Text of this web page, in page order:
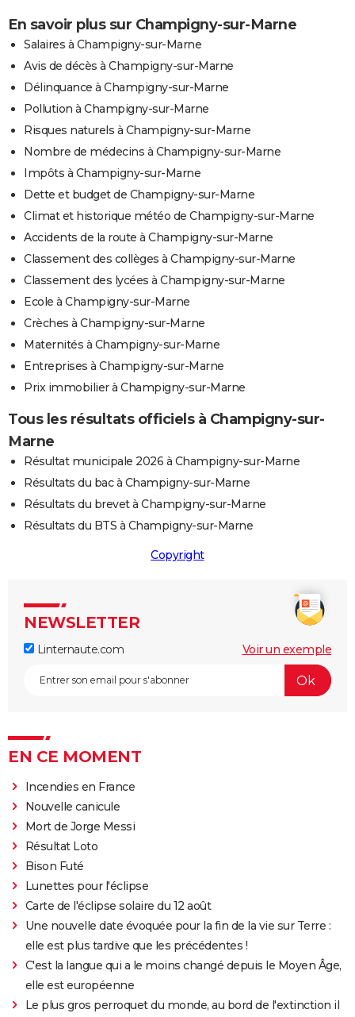
En savoir plus sur Champigny-sur-Marne
Salaires à Champigny-sur-Marne
Avis de décès à Champigny-sur-Marne
Délinquance à Champigny-sur-Marne
Pollution à Champigny-sur-Marne
Risques naturels à Champigny-sur-Marne
Nombre de médecins à Champigny-sur-Marne
Impôts à Champigny-sur-Marne
Dette et budget de Champigny-sur-Marne
Climat et historique météo de Champigny-sur-Marne
Accidents de la route à Champigny-sur-Marne
Classement des collèges à Champigny-sur-Marne
Classement des lycées à Champigny-sur-Marne
Ecole à Champigny-sur-Marne
Crèches à Champigny-sur-Marne
Maternités à Champigny-sur-Marne
Entreprises à Champigny-sur-Marne
Prix immobilier à Champigny-sur-Marne
Tous les résultats officiels à Champigny-sur-
Marne
Résultat municipale 2026 à Champigny-sur-Marne
Résultats du bac à Champigny-sur-Marne
Résultats du brevet à Champigny-sur-Marne
Résultats du BTS à Champigny-sur-Marne
Copyright
NEWSLETTER
Linternaute.com Voir un exemple
EN CE MOMENT
Incendies en France
Nouvelle canicule
Mort de Jorge Messi
Résultat Loto
Bison Futé
Lunettes pour l'éclipse
Carte de l'éclipse solaire du 12 août
Une nouvelle date évoquée pour la fin de la vie sur Terre :
elle est plus tardive que les précédentes !
C'est la langue qui a le moins changé depuis le Moyen Âge,
elle est européenne
Le plus gros perroquet du monde, au bord de l'extinction il